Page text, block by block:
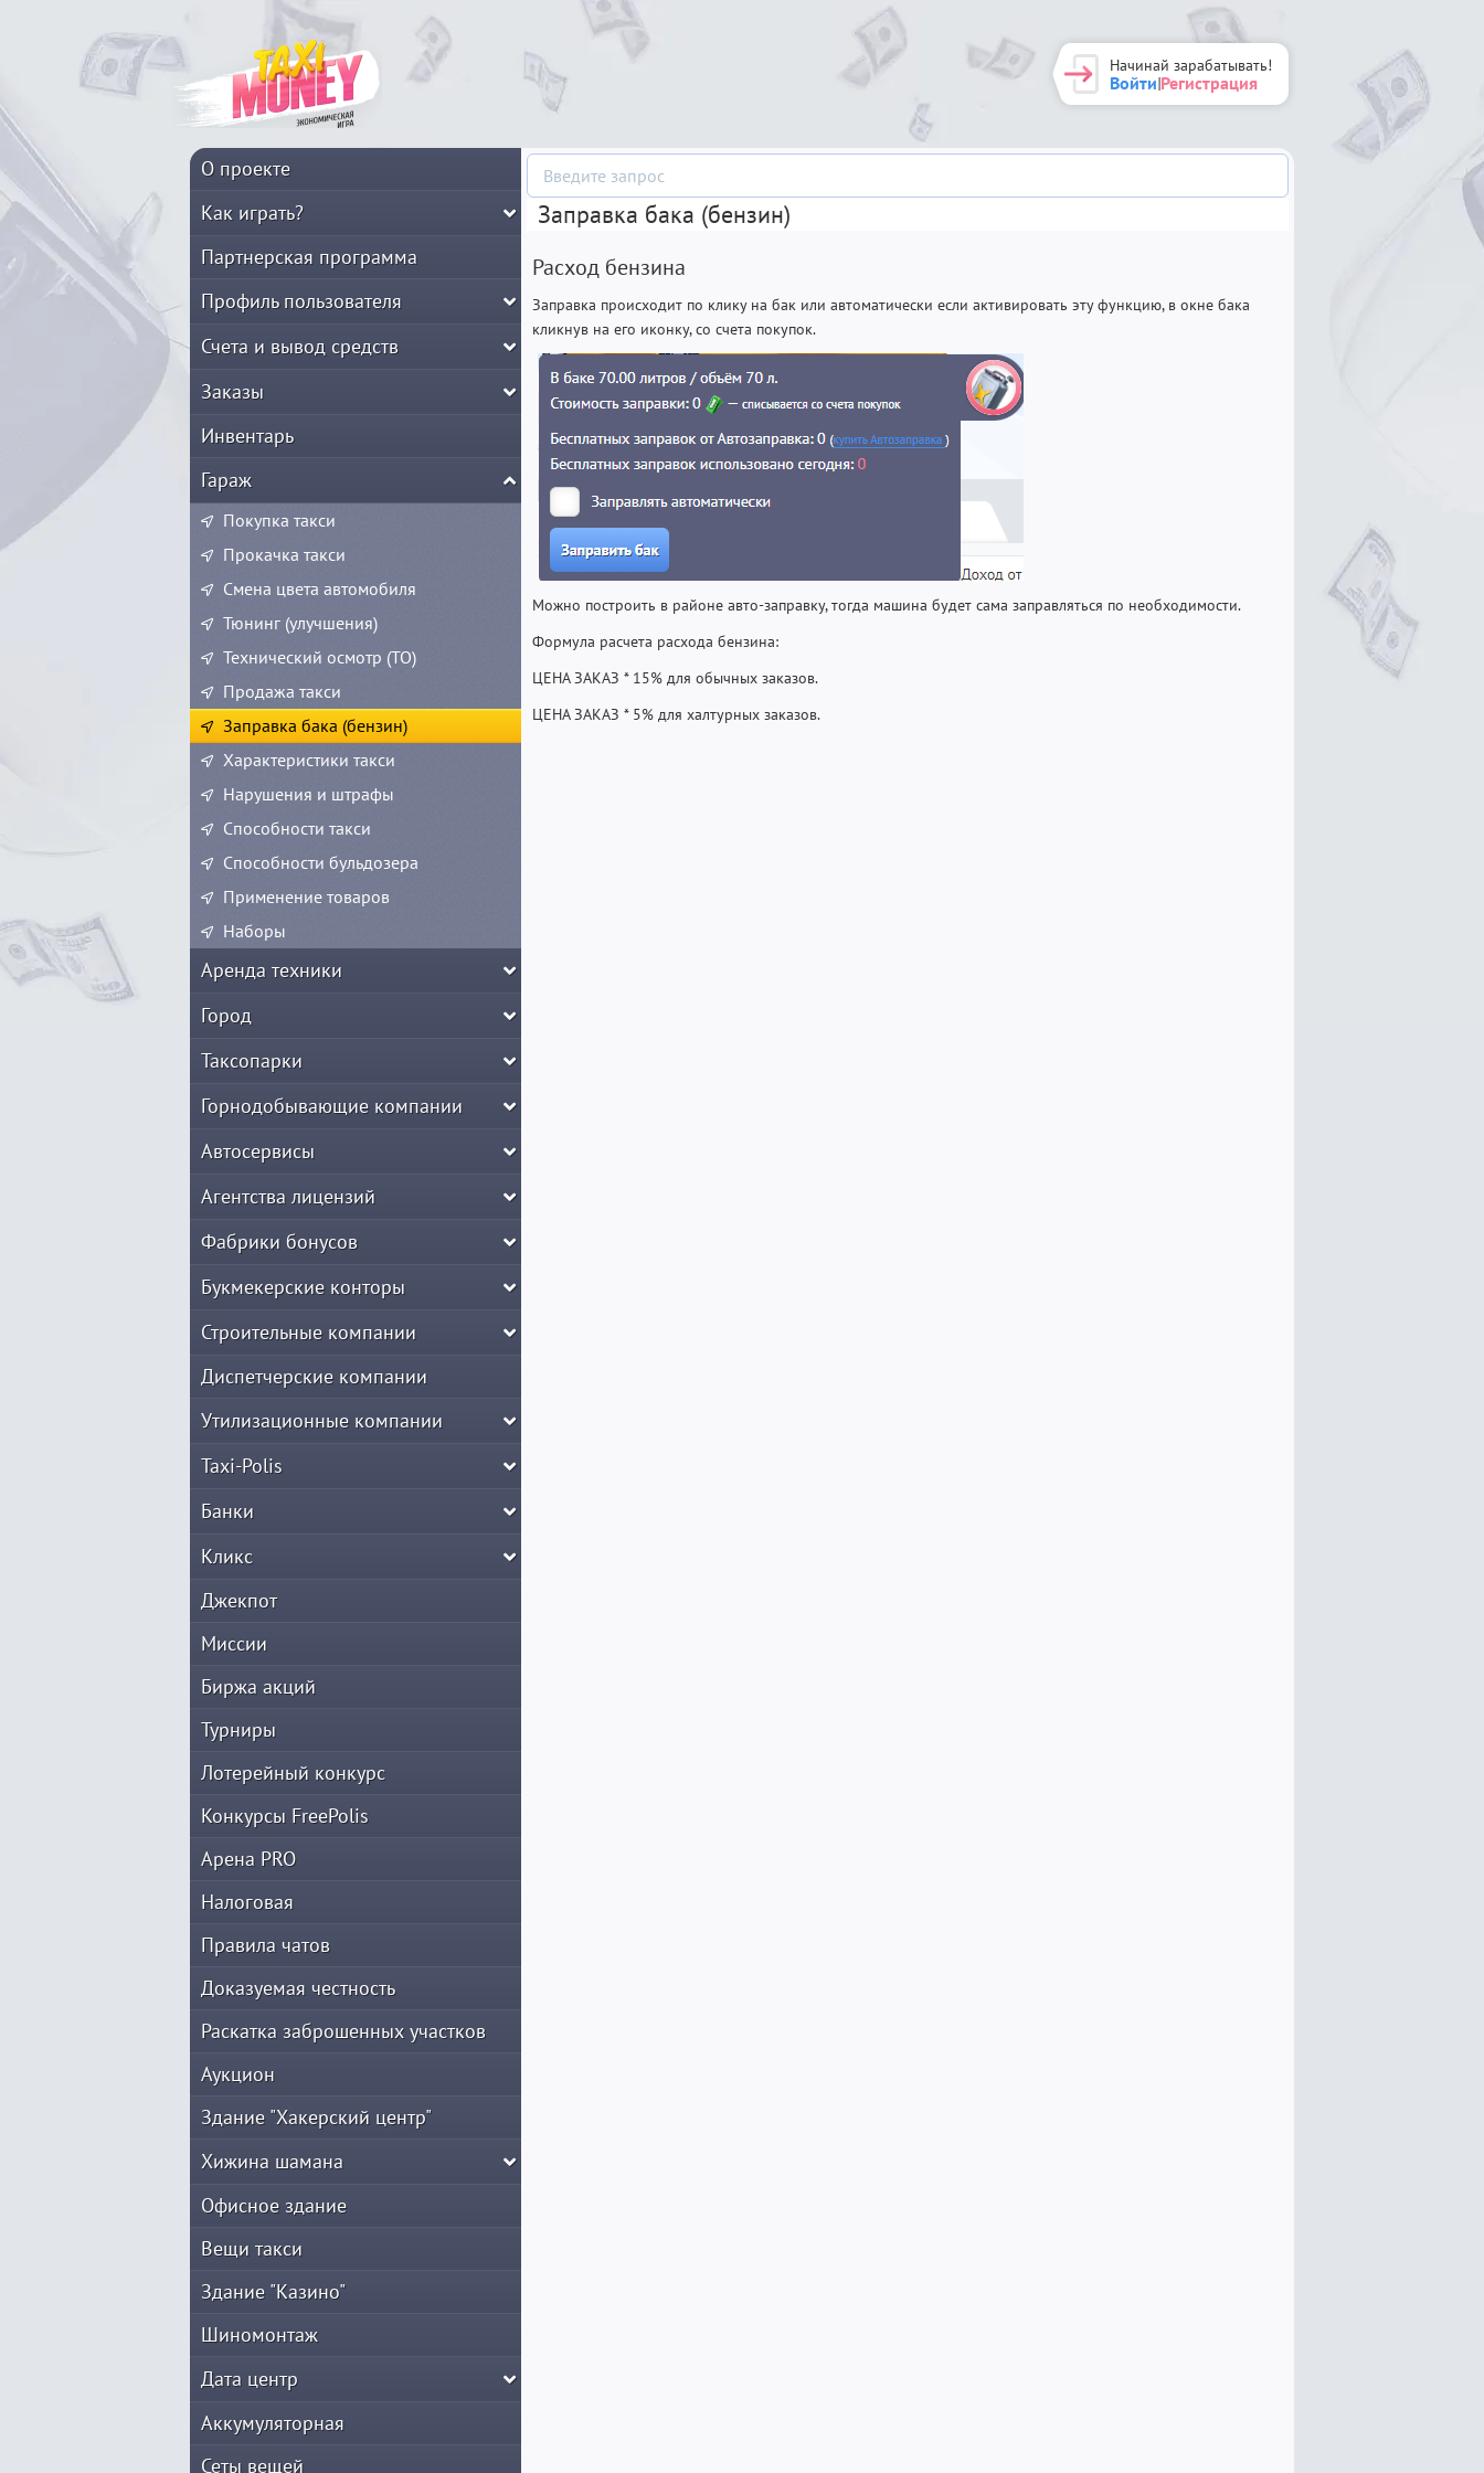
Начинай зарабатывать!
Войти|Регистрация
О проекте
Как играть?
Партнерская программа
Профиль пользователя
Счета и вывод средств
Заказы
Инвентарь
Гараж
Покупка такси
Прокачка такси
Смена цвета автомобиля
Тюнинг (улучшения)
Технический осмотр (ТО)
Продажа такси
Заправка бака (бензин)
Характеристики такси
Нарушения и штрафы
Способности такси
Способности бульдозера
Применение товаров
Наборы
Аренда техники
Город
Таксопарки
Горнодобывающие компании
Автосервисы
Агентства лицензий
Фабрики бонусов
Букмекерские конторы
Строительные компании
Диспетчерские компании
Утилизационные компании
Taxi-Polis
Банки
Кликс
Джекпот
Миссии
Биржа акций
Турниры
Лотерейный конкурс
Конкурсы FreePolis
Арена PRO
Налоговая
Правила чатов
Доказуемая честность
Раскатка заброшенных участков
Аукцион
Здание "Хакерский центр"
Хижина шамана
Офисное здание
Вещи такси
Здание "Казино"
Шиномонтаж
Дата центр
Аккумуляторная
Сеты вещей
Заправка бака (бензин)
Расход бензина
Заправка происходит по клику на бак или автоматически если активировать эту функцию, в окне бака
кликнув на его иконку, со счета покупок.
Можно построить в районе авто-заправку, тогда машина будет сама заправляться по необходимости.
Формула расчета расхода бензина:
ЦЕНА ЗАКАЗ * 15% для обычных заказов.
ЦЕНА ЗАКАЗ * 5% для халтурных заказов.